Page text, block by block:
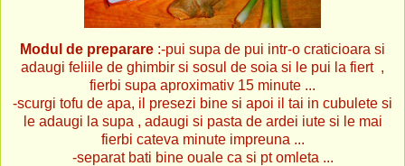
Modul de preparare :-pui supa de pui intr-o craticioara si
adaugi feliile de ghimbir si sosul de soia si le pui la fiert ,
fierbi supa aproximativ 15 minute ...
-scurgi tofu de apa, il presezi bine si apoi il tai in cubulete si
le adaugi la supa , adaugi si pasta de ardei iute si le mai
fierbi cateva minute impreuna ...
-separat bati bine ouale ca si pt omleta ...